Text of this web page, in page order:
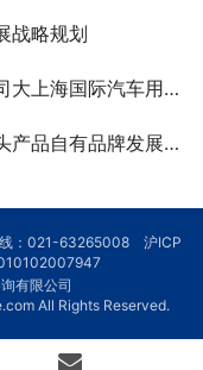
战略规划
际汽车用品城招商规划
自有品牌发展规划
线：021-63265008 沪ICP
有限公司
All Rights Reserved.